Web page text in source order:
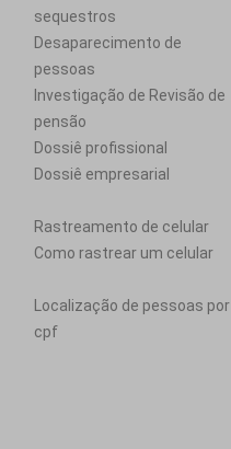
sequestros
Desaparecimento de
pessoas
Investigação de Revisão de
pensão
Dossiê profissional
Dossiê empresarial
Rastreamento de celular
Como rastrear um celular
Localização de pessoas por
cpf